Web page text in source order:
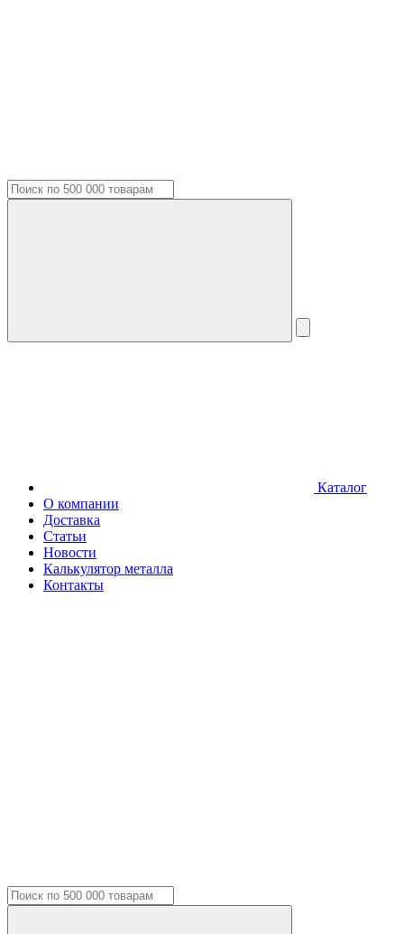
Каталог
О компании
Доставка
Статьи
Новости
Калькулятор металла
Контакты